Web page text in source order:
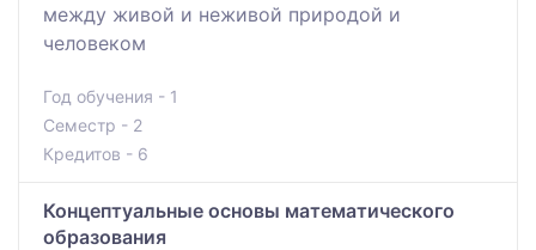
между живой и неживой природой и
человеком
Год обучения - 1
Семестр - 2
Кредитов - 6
Концептуальные основы математического
образования